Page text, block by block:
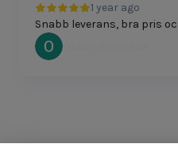
1 year ago
Snabb leverans, bra pris
Oscar Svensson